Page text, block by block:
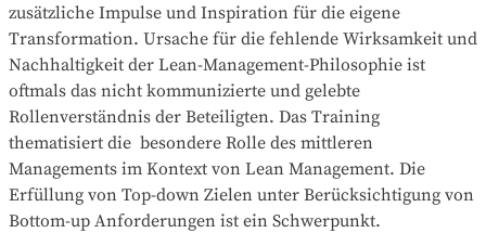
zusätzliche Impulse und Inspiration für die eigene
Transformation. Ursache für die fehlende Wirksamkeit und
Nachhaltigkeit der Lean-Management-Philosophie ist
oftmals das nicht kommunizierte und gelebte
Rollenverständnis der Beteiligten. Das Training
thematisiert die  besondere Rolle des mittleren
Managements im Kontext von Lean Management. Die
Erfüllung von Top-down Zielen unter Berücksichtigung von
Bottom-up Anforderungen ist ein Schwerpunkt.